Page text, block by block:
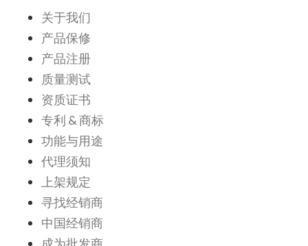
关于我们
产品保修
产品注册
质量测试
资质证书
专利 & 商标
功能与用途
代理须知
上架规定
寻找经销商
中国经销商